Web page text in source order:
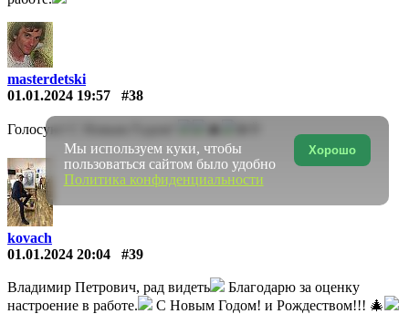
masterdetski
01.01.2024 19:57
#38
Голосую! С Новым Годом! 🎄
kovach
01.01.2024 20:04
#39
Владимир Петрович, рад видеть
Благодарю за оценку
настроение в работе.
С Новым Годом! и Рождеством!!! 🎄
Хорошо
Мы используем куки, чтобы
пользоваться сайтом было удобно
Политика конфиденциальности